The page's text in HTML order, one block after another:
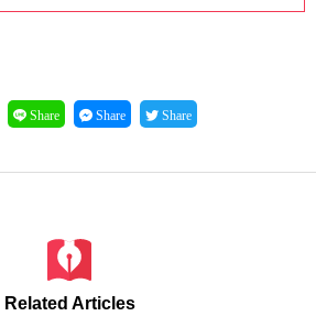
Share Share Share
Related Articles